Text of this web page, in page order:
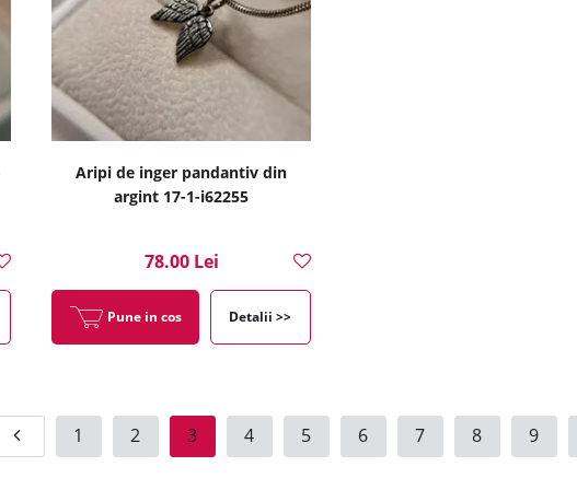
Aripi de inger pandantiv din
argint 17-1-i62255
78.00 Lei
Pune in cos Detalii >>
1 2 3 4 5 6 7 8 9